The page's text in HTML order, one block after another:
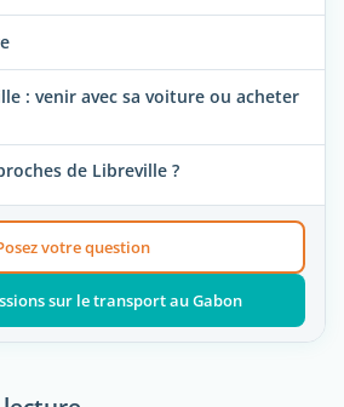
: venir avec sa voiture ou acheter
de Libreville ?
votre question
sur le transport au Gabon